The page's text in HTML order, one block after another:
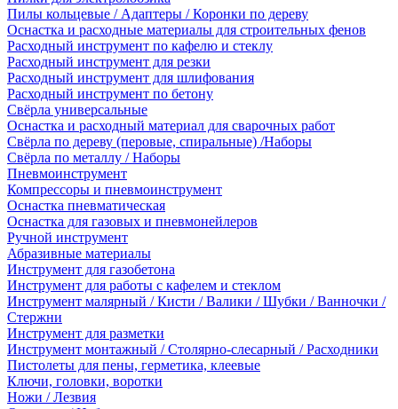
Пилы кольцевые / Адаптеры / Коронки по дереву
Оснастка и расходные материалы для строительных фенов
Расходный инструмент по кафелю и стеклу
Расходный инструмент для резки
Расходный инструмент для шлифования
Расходный инструмент по бетону
Свёрла универсальные
Оснастка и расходный материал для сварочных работ
Свёрла по дереву (перовые, спиральные) /Наборы
Свёрла по металлу / Наборы
Пневмоинструмент
Компрессоры и пневмоинструмент
Оснастка пневматическая
Оснастка для газовых и пневмонейлеров
Ручной инструмент
Абразивные материалы
Инструмент для газобетона
Инструмент для работы с кафелем и стеклом
Инструмент малярный / Кисти / Валики / Шубки / Ванночки /
Стержни
Инструмент для разметки
Инструмент монтажный / Столярно-слесарный / Расходники
Пистолеты для пены, герметика, клеевые
Ключи, головки, воротки
Ножи / Лезвия